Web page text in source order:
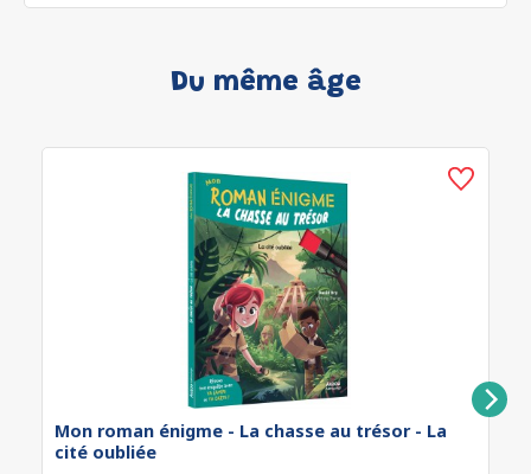
Du même âge
Mon roman énigme - La chasse au trésor - La
cité oubliée